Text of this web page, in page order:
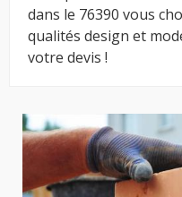
dans le 76390 vous
qualités design et
votre devis !